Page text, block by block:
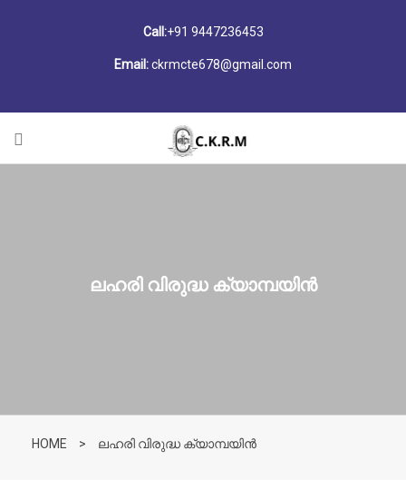
Call:+91 9447236453
Email:ckrmcte678@gmail.com
ലഹരി വിരുദ്ധ ക്യാമ്പയിൻ
HOME > ലഹരി വിരുദ്ധ ക്യാമ്പയിൻ